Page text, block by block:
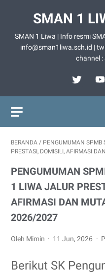
SMAN 1
SMAN 1 Liwa | Info resmi
info@sman1liwa.sch.id |
channel :
BERANDA / PENGUMUMAN SPMB
PRESTASI, DOMISILI, AFIRMASI
PENGUMUMAN
1 LIWA JALUR
AFIRMASI DAN
2026/2027
Oleh Mimin 11 Jun, 2026
Berikut SK